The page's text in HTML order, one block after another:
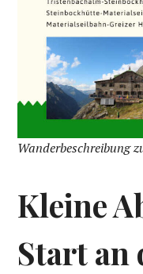
Wanderbeschreibung
Kleine
Start an